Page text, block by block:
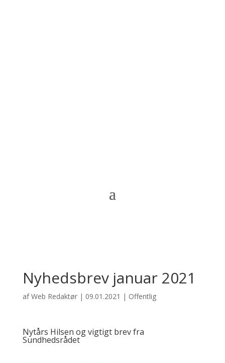
Nyhedsbrev januar 2021
afWeb Redaktør| 09.01.2021 | Offentlig
Nytårs Hilsen og vigtigt brev fra
Sundhedsrådet